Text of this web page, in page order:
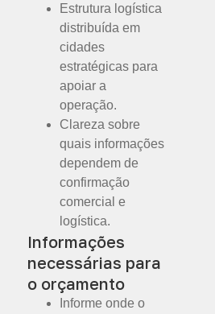
Estrutura logística
distribuída em
cidades
estratégicas para
apoiar a
operação.
Clareza sobre
quais informações
dependem de
confirmação
comercial e
logística.
Informações
necessárias para
o orçamento
Informe onde o